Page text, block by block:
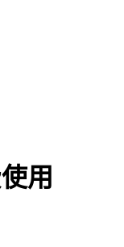
用